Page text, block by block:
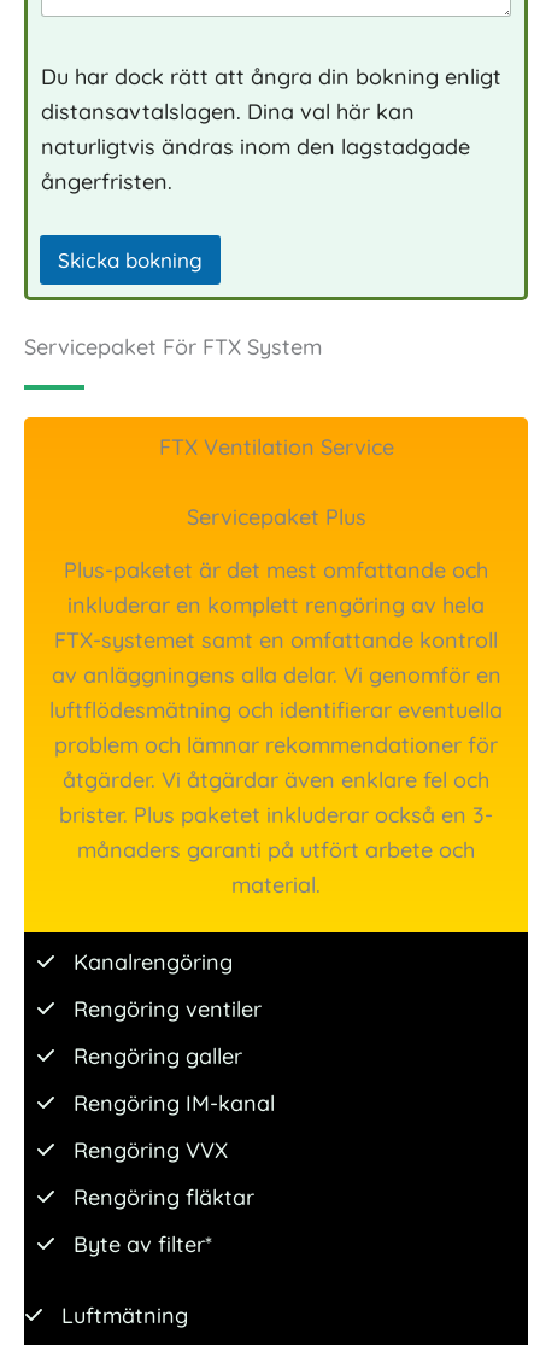
a
d
e
Du har dock rätt att ångra din bokning enligt
distansavtalslagen. Dina val här kan
naturligtvis ändras inom den lagstadgade
ångerfristen.
Skicka bokning
Servicepaket För FTX System
FTX Ventilation Service
Servicepaket Plus
Plus-paketet är det mest omfattande och
inkluderar en komplett rengöring av hela
FTX-systemet samt en omfattande kontroll
av anläggningens alla delar. Vi genomför en
luftflödesmätning och identifierar eventuella
problem och lämnar rekommendationer för
åtgärder. Vi åtgärdar även enklare fel och
brister. Plus paketet inkluderar också en 3-
månaders garanti på utfört arbete och
material.
Kanalrengöring
Rengöring ventiler
Rengöring galler
Rengöring IM-kanal
Rengöring VVX
Rengöring fläktar
Byte av filter*
Luftmätning